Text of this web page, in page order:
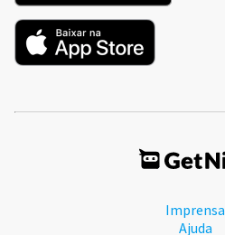
Imprensa
Ajuda